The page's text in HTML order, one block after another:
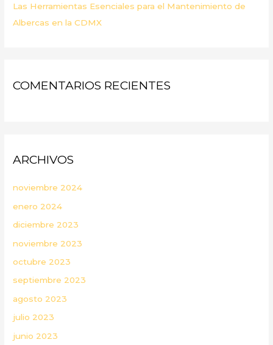
Las Herramientas Esenciales para el Mantenimiento de
Albercas en la CDMX
COMENTARIOS RECIENTES
ARCHIVOS
noviembre 2024
enero 2024
diciembre 2023
noviembre 2023
octubre 2023
septiembre 2023
agosto 2023
julio 2023
junio 2023